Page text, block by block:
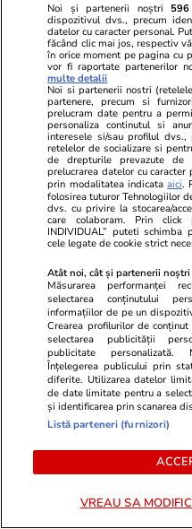
PROMO
Advertorial
Smart is the new
ajută tehnologia să
PARTENERI
Noi și partenerii noștri 596
dispozitivul dvs., precum
datelor cu caracter personal.
făcând clic mai jos, respectiv
în orice moment pe pagina cu
vor fi raportate partenerilor
multe detalii
Noi si partenerii nostri
partenere, precum si
prelucram date pentru a
personaliza continutul si
interesele si/sau profilul
retelelor de socializare si
de drepturile prevazute
prelucrarea datelor cu
prin modalitatea indicataaici.
folosirea tuturor Tehnologiilor
dvs. cu privire la stocarea/
care colaboram. Prin click
INDIVIDUAL” puteti
cele legate de cookie strict
Atât noi, cât și partenerii
Măsurarea performanței
selectarea conținutului
informațiilor de pe un
Crearea profilurilor de
selectarea publicității
publicitate personalizată.
Înțelegerea publicului prin
diferite. Utilizarea datelor
de date limitate pentru a
și identificarea prin scanarea
Listă parteneri (furnizori)
VREAU SA